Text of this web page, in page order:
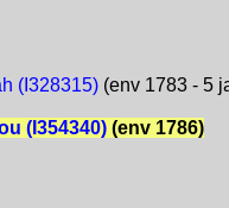
(I328315)(env 1783 - 5
(I354340)(env 1786)